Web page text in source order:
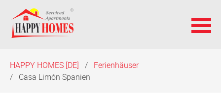
überspringen
HAPPY HOMES [DE]
Ferienhäuser
Casa Limón Spanien